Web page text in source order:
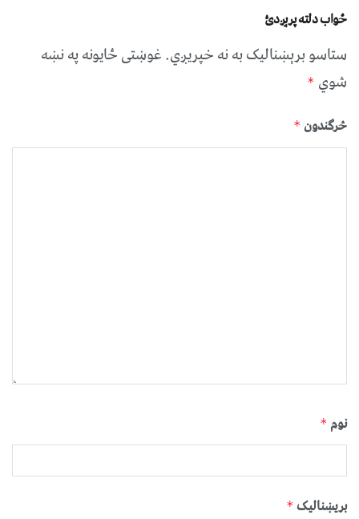
ځواب دلته پرېږدئ
ستاسو برېښناليک به نه خپريږي.غوښتى ځایونه په نښه
شوي *
څرگندون *
نوم *
بریښنالیک *